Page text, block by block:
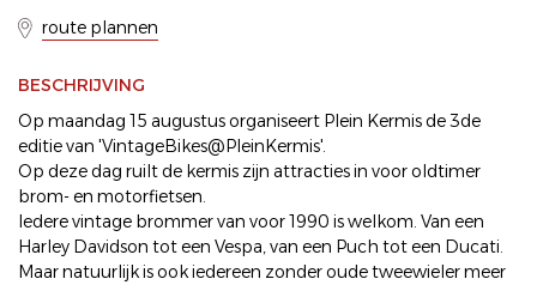
route plannen
BESCHRIJVING
Op maandag 15 augustus organiseert Plein Kermis de 3de
editie van 'VintageBikes@PleinKermis'.
Op deze dag ruilt de kermis zijn attracties in voor oldtimer
brom- en motorfietsen.
Iedere vintage brommer van voor 1990 is welkom. Van een
Harley Davidson tot een Vespa, van een Puch tot een Ducati.
Maar natuurlijk is ook iedereen zonder oude tweewieler meer